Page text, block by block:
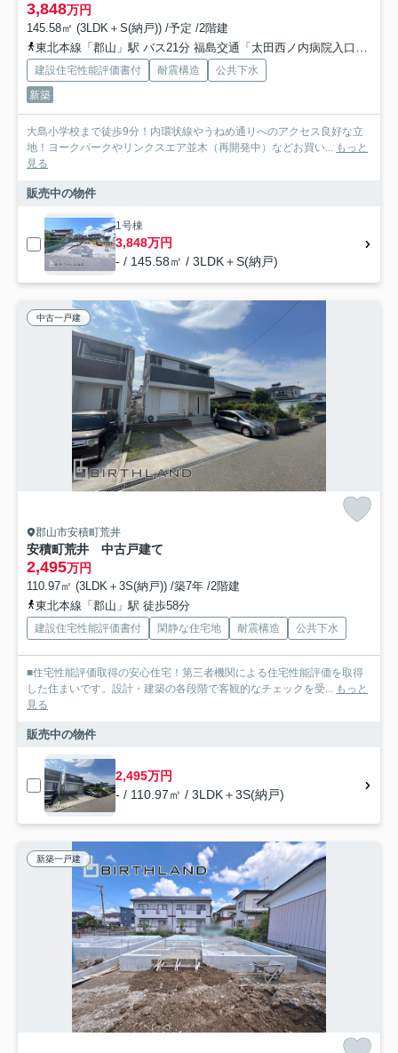
3,848万円
145.58㎡ (3LDK＋S(納戸)) /予定 /2階建
東北本線「郡山」駅 バス21分 福島交通「太田西ノ内病院入口」 停歩5分
建設住宅性能評価書付 耐震構造
公共下水
新築
大島小学校まで徒歩9分！内環状線やうねめ通りへのアクセス良好な立
地！ヨークパークやリンクスエア並木（再開発中）などお買い... もっと
見る
販売中の物件
1号棟
3,848万円
- / 145.58㎡ / 3LDK＋S(納戸)
中古一戸建
郡山市安積町荒井
安積町荒井 中古戸建て
2,495万円
110.97㎡ (3LDK＋3S(納戸)) /築7年 /2階建
東北本線「郡山」駅 徒歩58分
建設住宅性能評価書付 閑静な住宅地 耐震構造 公共下水
■住宅性能評価取得の安心住宅！第三者機関による住宅性能評価を取得
した住まいです。設計・建築の各段階で客観的なチェックを受... もっと
見る
販売中の物件
2,495万円
- / 110.97㎡ / 3LDK＋3S(納戸)
新築一戸建